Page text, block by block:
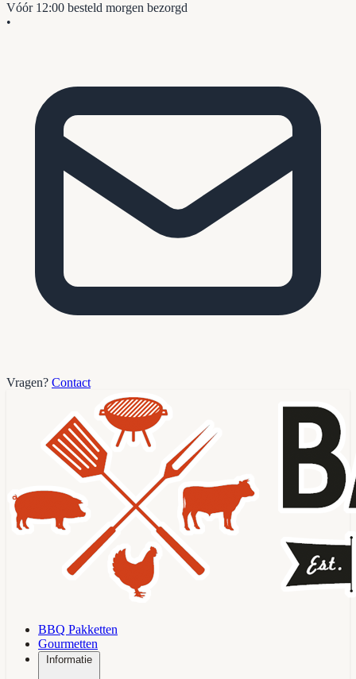
Vóór 12:00 besteld morgen bezorgd
•
Vragen? Contact
BBQ Pakketten
Gourmetten
Informatie